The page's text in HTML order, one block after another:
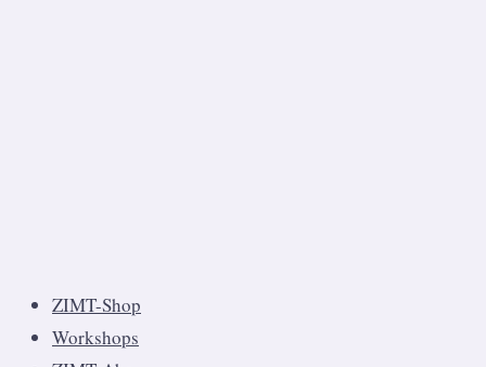
ZIMT-Shop
Workshops